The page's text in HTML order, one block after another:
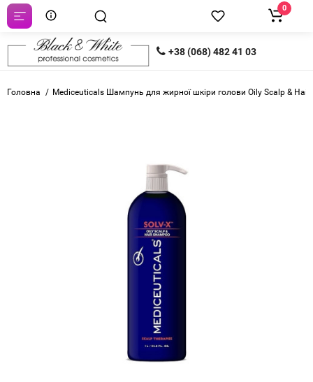
+38 (068) 482 41 03
0
Головна Mediceuticals Шампунь для жирної шкіри голови Oily Scalp &